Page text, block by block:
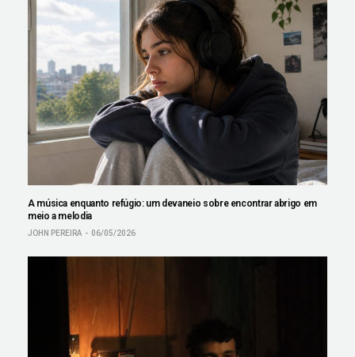
A música enquanto refúgio: um devaneio sobre encontrar abrigo em
meio a melodia
JOHN PEREIRA 06/05/2026